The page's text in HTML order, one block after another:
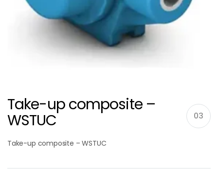
Take-up composite –
WSTUC 03
Take-up composite – WSTUC